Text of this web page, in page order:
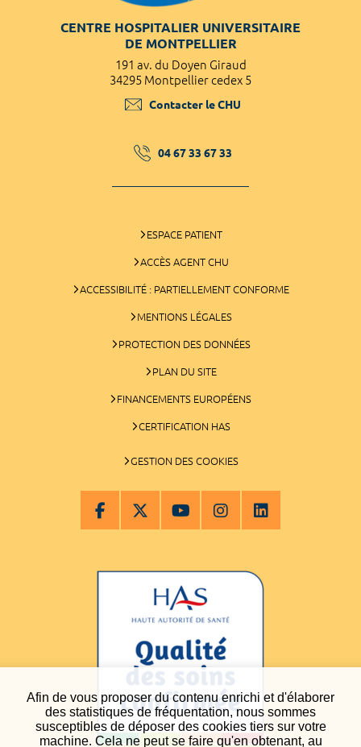
Afin de vous proposer du contenu enrichi et d'élaborer
des statistiques de fréquentation, nous sommes
susceptibles de déposer des cookies tiers sur votre
machine. Cela ne peut se faire qu'en obtenant, au
CENTRE HOSPITALIER UNIVERSITAIRE
DE MONTPELLIER
191 av. du Doyen Giraud
34295 Montpellier cedex 5
Contacter le CHU
04 67 33 67 33
ESPACE PATIENT
ACCÈS AGENT CHU
ACCESSIBILITÉ : PARTIELLEMENT CONFORME
MENTIONS LÉGALES
PROTECTION DES DONNÉES
PLAN DU SITE
FINANCEMENTS EUROPÉENS
CERTIFICATION HAS
GESTION DES COOKIES